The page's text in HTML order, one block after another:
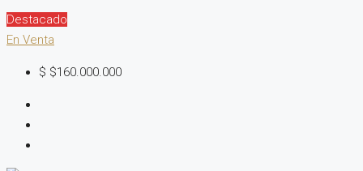
Destacado
En Venta
$ $160.000.000